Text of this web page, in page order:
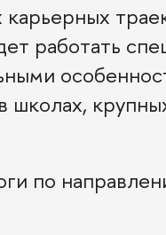
работать
школах,
по